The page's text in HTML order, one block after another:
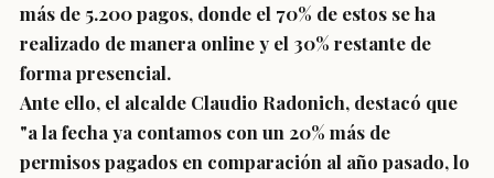
más de 5.200 pagos, donde el 70% de estos se ha
realizado de manera online y el 30% restante de
forma presencial.
Ante ello, el alcalde Claudio Radonich, destacó que
"a la fecha ya contamos con un 20% más de
permisos pagados en comparación al año pasado, lo